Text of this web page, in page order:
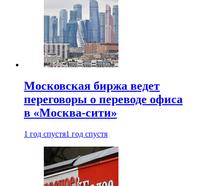
Московская биржа ведет
переговоры о переводе офиса
в «Москва-сити»
1 год спустя1 год спустя